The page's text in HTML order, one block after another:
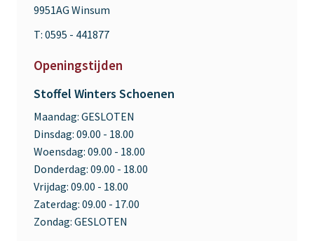
9951AG Winsum
T: 0595 - 441877
Openingstijden
Stoffel Winters Schoenen
Maandag: GESLOTEN
Dinsdag: 09.00 - 18.00
Woensdag: 09.00 - 18.00
Donderdag: 09.00 - 18.00
Vrijdag: 09.00 - 18.00
Zaterdag: 09.00 - 17.00
Zondag: GESLOTEN